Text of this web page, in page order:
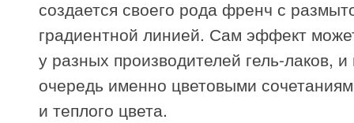
создается своего рода френч с
градиентной линией. Сам эффект
у разных производителей гель-лаков,
очередь именно цветовыми
и теплого цвета.